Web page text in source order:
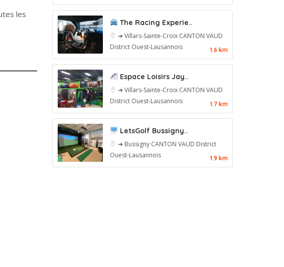
les
The Racing Experie..
➔ Villars-Sainte-Croix CANTON VAUD
District Ouest-Lausannois
1.6 km
Espace Loisirs Jay..
➔ Villars-Sainte-Croix CANTON VAUD
District Ouest-Lausannois
1.7 km
LetsGolf Bussigny..
➔ Bussigny CANTON VAUD District
Ouest-Lausannois
1.9 km